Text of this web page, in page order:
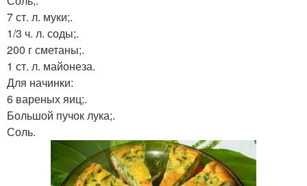
7 ст. л. муки;.
1/3 ч. л. соды;.
200 г сметаны;.
1 ст. л. майонеза.
Для начинки:
6 вареных яиц;.
Большой пучок лука;.
Соль.